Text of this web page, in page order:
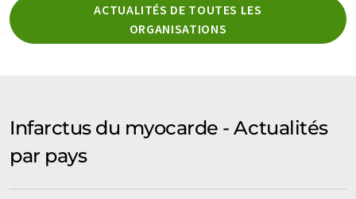
ACTUALITÉS DE TOUTES LES
ORGANISATIONS
Infarctus du myocarde - Actualités
par pays